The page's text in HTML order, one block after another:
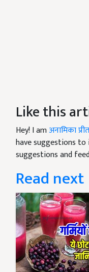
Like this
Hey! I amअनामिका
have suggestions
suggestions and
Read next